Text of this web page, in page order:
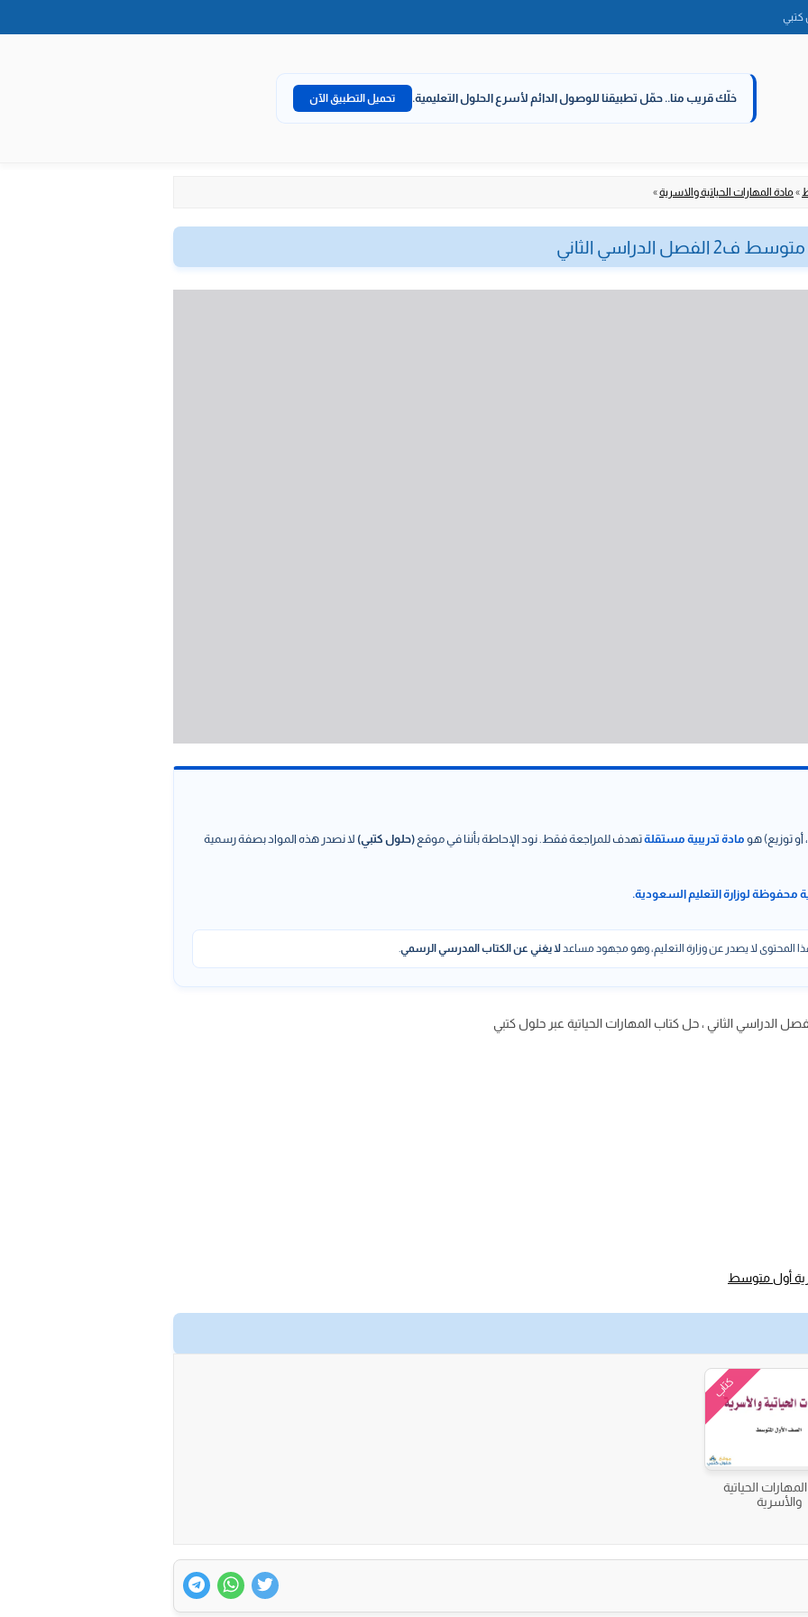
كتبي
خلّك قريب منا.. حمّل تطبيقنا للوصول الدائم لأسرع الحلول التعليمية. تحميل التطبيق الآن
» مادة المهارات الحياتية والاسرية»
الدراسي الثاني
أو توزيع) هو مادة تدريبية مستقلةتهدف للمراجعة فقط. نود الإحاطة بأننا في موقع (حلول كتبي) لا نصدر هذه المواد بصفة رسمية
محفوظة لوزارة التعليم السعودية.
المحتوى لا يصدر عن وزارة التعليم، وهو مجهود مساعدلا يغني عن الكتاب المدرسي الرسمي.
أول متوسط
كتاب
الحياتية
والأسرية